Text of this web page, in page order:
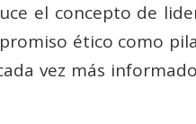
el concepto de
ético como
vez más